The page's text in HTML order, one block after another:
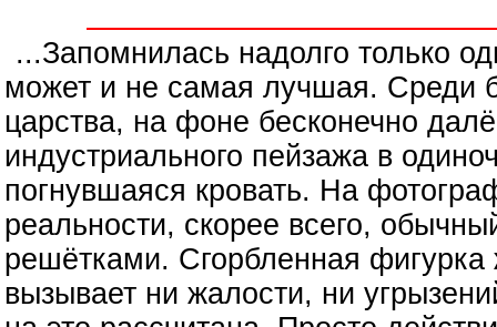
...Запомнилась надолго только
может и не самая лучшая. Среди
царства, на фоне бесконечно
индустриального пейзажа в
погнувшаяся кровать. На
реальности, скорее всего,
решётками. Сгорбленная
вызывает ни жалости, ни